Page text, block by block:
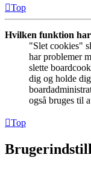
Top
Hvilken funktion
"Slet cookies"
har problemer
slette
dig og holde
også bruges til
Top